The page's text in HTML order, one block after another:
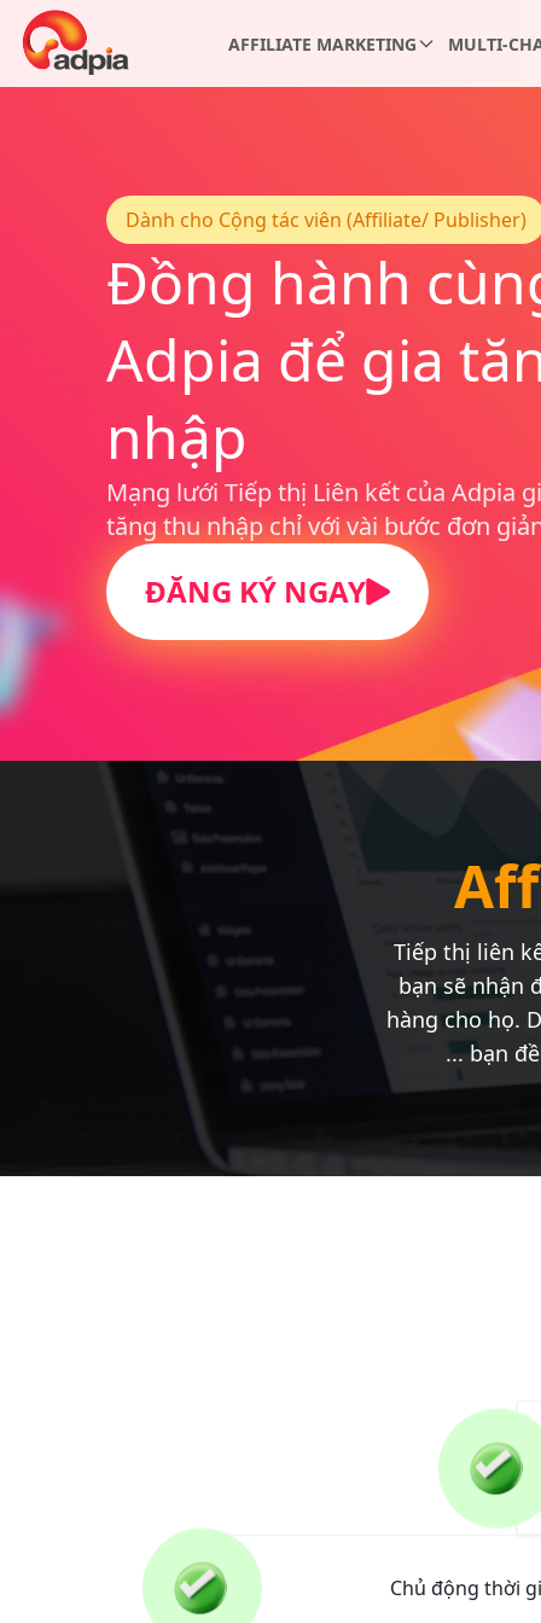
AFFILIATE MARKETING MULTI-
menu
Dành cho Cộng tác viên (Affiliate/ Publisher)
Đồng hành
Adpia để gia
nhập
Mạng lưới Tiếp thị Liên kết của Adpia
tăng thu nhập chỉ với vài bước đơn
ĐĂNG KÝ NGAY
Tiếp thị liên
bạn sẽ nhận
hàng cho họ.
... bạn
Chủ động thời